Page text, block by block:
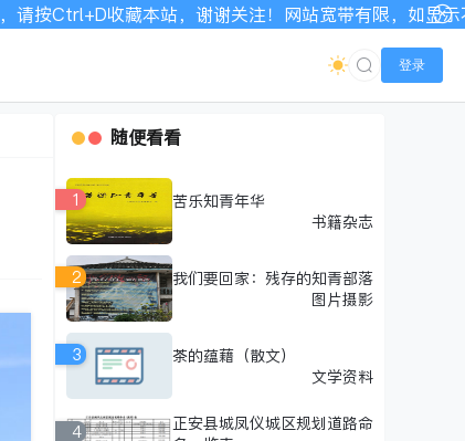
！网站宽带有限，如显示不全请刷新加载！
登录
随便看看
1
苦乐知青年华
书籍杂志
2
我们要回家：残存的知青部落
图片摄影
3
茶的蕴藉（散文）
文学资料
4
正安县城凤仪城区规划道路命